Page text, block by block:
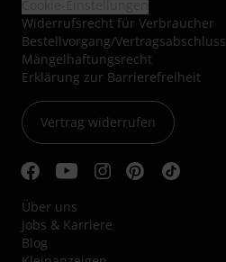
Widerrufsrecht für Verbraucher
Bestellvorgang/Vertragsabschluss
Mängelhaftungsrecht
Erklärung zur Barrierefreiheit
Vertrag widerrufen
Über uns
Jobs & Karriere
Blog